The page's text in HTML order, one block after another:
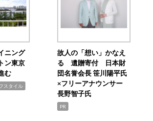
ニング
ン東京
む
スタイル
故人の「想い」かなえ
る 遺贈寄付 日本財
団名誉会長 笹川陽平氏
×フリーアナウンサー
長野智子氏
PR